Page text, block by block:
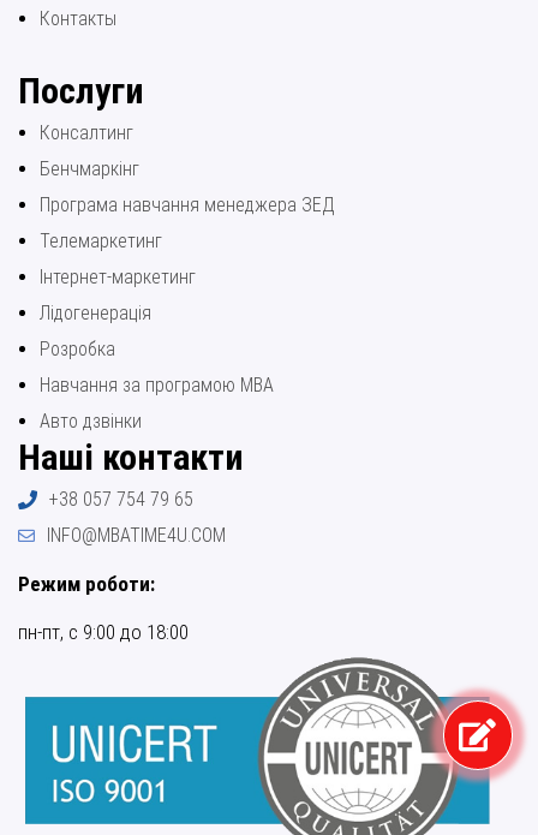
Контакты
Послуги
Консалтинг
Бенчмаркінг
Програма навчання менеджера ЗЕД
Телемаркетинг
Інтернет-маркетинг
Лідогенерація
Розробка
Навчання за програмою МВА
Авто дзвінки
Наші контакти
+38 057 754 79 65
INFO@MBATIME4U.COM
Режим роботи:
пн-пт, с 9:00 до 18:00